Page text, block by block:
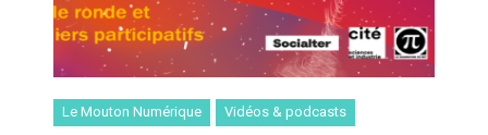
Le Mouton Numérique Vidéos & podcasts